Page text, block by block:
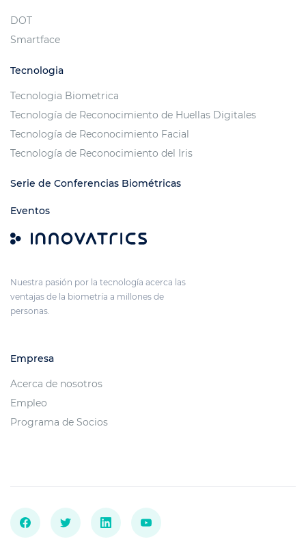
DOT
Smartface
Tecnologia
Tecnologia Biometrica
Tecnología de Reconocimiento de Huellas Digitales
Tecnología de Reconocimiento Facial
Tecnología de Reconocimiento del Iris
Serie de Conferencias Biométricas
Eventos
Nuestra pasión por la tecnología acerca las
ventajas de la biometría a millones de
personas.
Empresa
Acerca de nosotros
Empleo
Programa de Socios